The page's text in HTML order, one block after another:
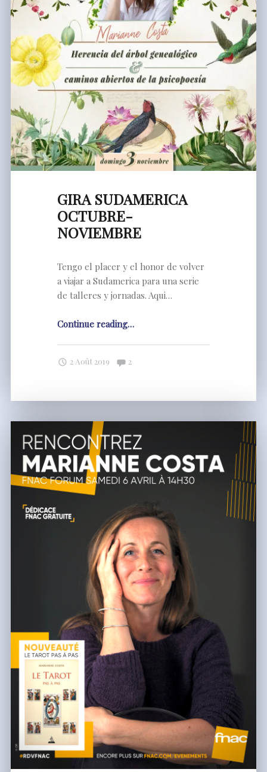
GIRA SUDAMERICA
OCTUBRE-
NOVIEMBRE
Tengo el placer y el honor de volver
a viajar a Sudamerica para una serie
de talleres y jornadas. Aqui…
Continue reading"GIRA
NOVIEMBRE"
…
2 Août 2019 Comments:
2